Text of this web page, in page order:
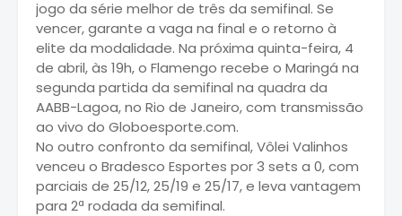
jogo da série melhor de três da semifinal. Se
vencer, garante a vaga na final e o retorno à
elite da modalidade. Na próxima quinta-feira, 4
de abril, às 19h, o Flamengo recebe o Maringá na
segunda partida da semifinal na quadra da
AABB-Lagoa, no Rio de Janeiro, com transmissão
ao vivo do Globoesporte.com.
No outro confronto da semifinal, Vôlei Valinhos
venceu o Bradesco Esportes por 3 sets a 0, com
parciais de 25/12, 25/19 e 25/17, e leva vantagem
para 2ª rodada da semifinal.